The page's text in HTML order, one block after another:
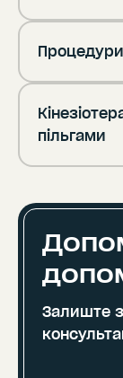
Процедури
пільгами
Залиште